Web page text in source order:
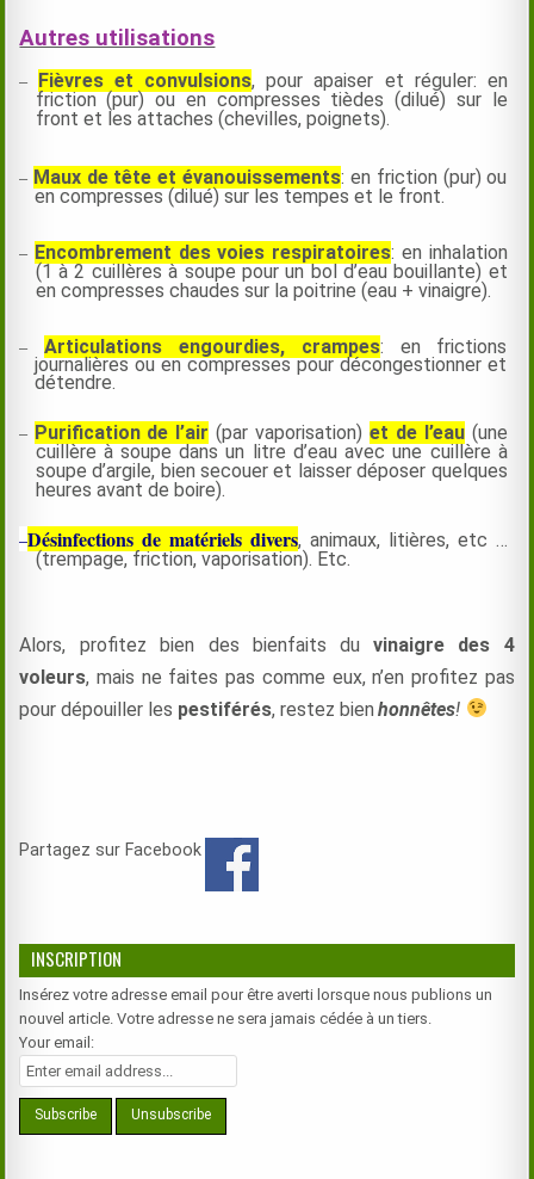
Autres utilisations
– Fièvres et convulsions, pour apaiser et réguler: en
friction (pur) ou en compresses tièdes (dilué) sur le
front et les attaches (chevilles, poignets).
– Maux de tête et évanouissements: en friction (pur) ou
en compresses (dilué) sur les tempes et le front.
– Encombrement des voies respiratoires: en inhalation
(1 à 2 cuillères à soupe pour un bol d’eau bouillante) et
en compresses chaudes sur la poitrine (eau + vinaigre).
– Articulations engourdies, crampes: en frictions
journalières ou en compresses pour décongestionner et
détendre.
– Purification de l’air (par vaporisation)et de l’eau(une
cuillère à soupe dans un litre d’eau avec une cuillère à
soupe d’argile, bien secouer et laisser déposer quelques
heures avant de boire).
–Désinfections de matériels divers, animaux, litières, etc …
(trempage, friction, vaporisation). Etc.
Alors, profitez bien des bienfaits du
vinaigre des 4
voleurs, mais ne faites pas comme eux, n’en profitez pas
pour dépouiller les pestiférés, restez bien honnêtes!
Partagez sur Facebook
INSCRIPTION
Insérez votre adresse email pour être averti lorsque nous publions un
nouvel article. Votre adresse ne sera jamais cédée à un tiers.
Your email: